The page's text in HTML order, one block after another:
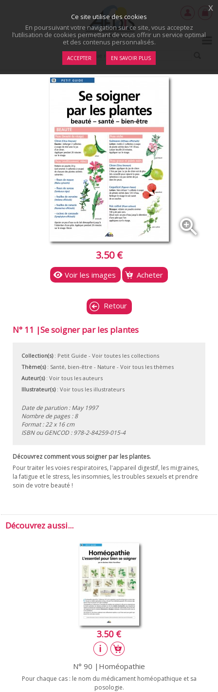
zoom_in
3.50 €
Voir les images Acheter
Retour
N° 11 |Se soigner par les plantes
Collection(s): Petit Guide - Voir toutes les collections
Thème(s): Santé, bien-être - Nature - Voir tous les thèmes
Auteur(s): Voir tous les auteurs
Illustrateur(s): Voir tous les illustrateurs
Date de parution : May 1997
Nombre de pages : 8
Format : 22 x 16 cm
ISBN ou GENCOD :978-2-84259-015-4
Découvrez comment vous soigner par les plantes.
Pour traiter les voies respiratoires, l'appareil digestif, les migraines,
la fatigue et le stress, les insomnies, les troubles sexuels et prendre
soin de votre beauté !
Découvrez aussi...
3.50 €
N° 90 |Homéopathie
Pour chaque cas : le nom du médicament homéopathique et sa
posologie.
Ce site utilise des cookies
En poursuivant votre navigation sur ce site, vous acceptez
l’utilisation de cookies permettant de vous offrir un service optimal
et des contenus personnalisés.
ACCEPTER EN SAVOIR PLUS
x